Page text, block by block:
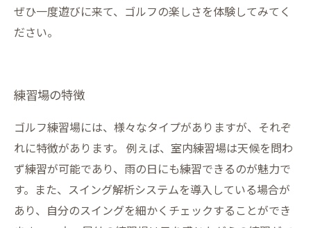
ぜひ一度遊びに来て、ゴルフの楽しさを体験してみてく
ださい。
練習場の特徴
ゴルフ練習場には、様々なタイプがありますが、それぞ
れに特徴があります。 例えば、室内練習場は天候を問わ
ず練習が可能であり、雨の日にも練習できるのが魅力で
す。また、スイング解析システムを導入している場合が
あり、自分のスイングを細かくチェックすることができ